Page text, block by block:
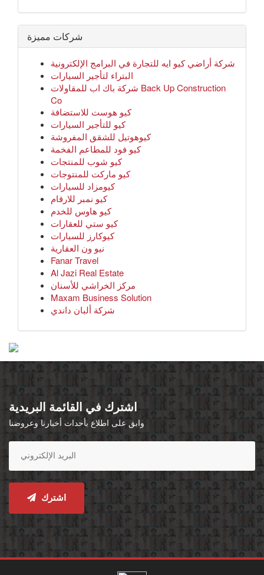
شركات مميزة
شركة أراضي كيو ايه للتجارة في البرامج الإلكترونية
البتراء لتأجير السيارات
شركة باك اب للمقاولات Back Up Construction
Co
كيو هوست للاستضافة
كيو للتأجير السيارات
كيوهوتيل للشقق المفروشة
كيو فود للمطاعم الفخمة
كيو شوب للمنتجات
كيو ماركت للمنتوجات
كيومزاد للسيارات
كيو نمبر للارقام
كيو هاوس للخدم
كيو ستي للعقارات
كيوكارز للسيارات
نيو ون العقارية
Fanar Travel
Al Jazi Real Estate
مركز الخراشي للأسنان
Maxam Business Solution
شركة ألبان داندي
اشترك في القائمة البريدية
وابق على اطلاع بأحداث أخبارنا وعروضنا
اشترك